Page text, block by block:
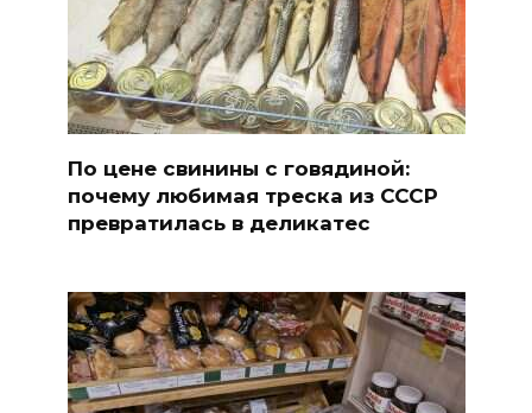
По цене свинины с говядиной:
почему любимая треска из СССР
превратилась в деликатес